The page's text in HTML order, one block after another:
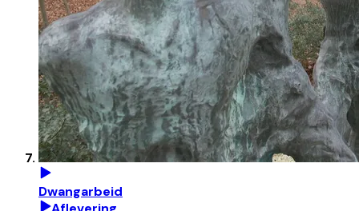
Dwangarbeid